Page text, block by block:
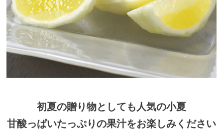
初夏の贈り物としても人気の小夏
甘酸っぱいたっぷりの果汁をお楽しみください